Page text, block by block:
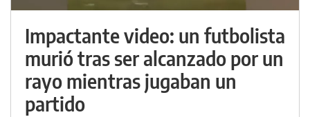
Impactante video: un futbolista
murió tras ser alcanzado por un
rayo mientras jugaban un
partido